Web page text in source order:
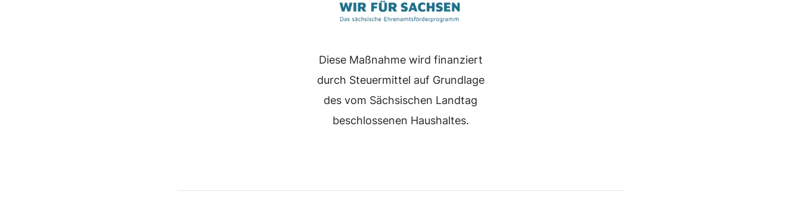
Diese Maßnahme wird finanziert
durch Steuermittel auf Grundlage
des vom Sächsischen Landtag
beschlossenen Haushaltes.